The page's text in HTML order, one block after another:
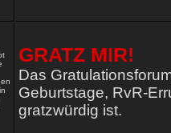
GRATZ MIR!
Das
Geburtstage, RvR-
gratzwürdig ist.